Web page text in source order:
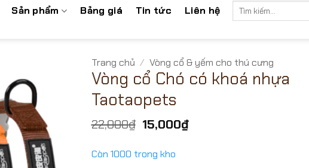
Sản phẩm Bảng giá Tin tức Liên hệ
Tìm
kiếm:
Trang chủ / Vòng cổ & yếm cho thú cưng
Vòng cổ Chó có khoá nhựa
Taotaopets
22,000₫ Giá
gốc
22,000₫.
15,000₫Giá
Còn 1000 trong kho